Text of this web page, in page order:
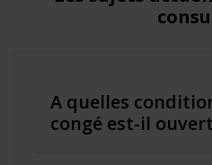
A quelles
congé est-il